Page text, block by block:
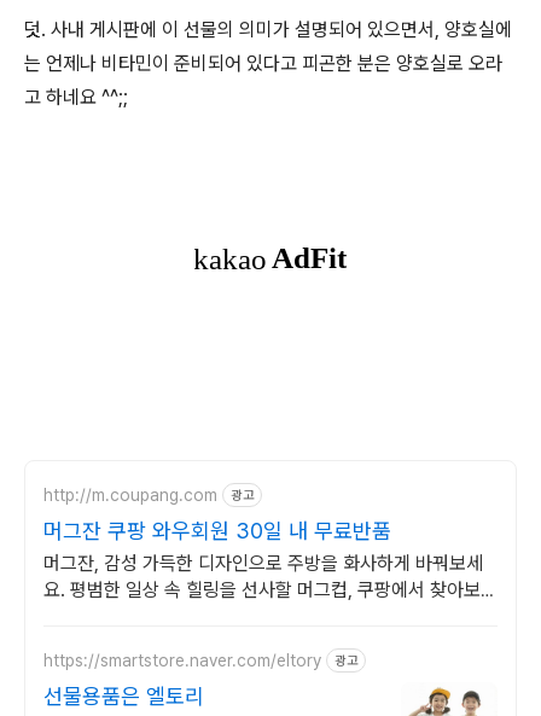
덧. 사내 게시판에 이 선물의 의미가 설명되어 있으면서, 양호실에
는 언제나 비타민이 준비되어 있다고 피곤한 분은 양호실로 오라
고 하네요 ^^;;
http://m.coupang.com 광고
머그잔 쿠팡 와우회원 30일 내 무료반품
머그잔, 감성 가득한 디자인으로 주방을 화사하게 바꿔보세
요. 평범한 일상 속 힐링을 선사할 머그컵, 쿠팡에서 찾아보세
https://smartstore.naver.com/eltory 광고
선물용품은 엘토리